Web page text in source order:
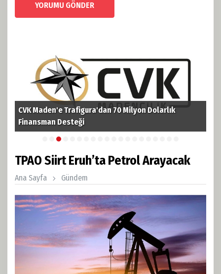
YORUMU GÖNDER
CVK Maden'e Trafigura'dan 70 Milyon Dolarlık
Finansman Desteği
TPAO Siirt Eruh’ta Petrol Arayacak
Ana Sayfa Gündem